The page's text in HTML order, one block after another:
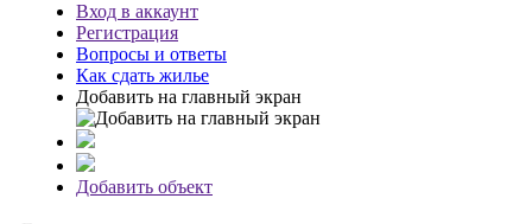
Вход в аккаунт
Регистрация
Вопросы и ответы
Как сдать жилье
Добавить на главный экран
Добавить объект